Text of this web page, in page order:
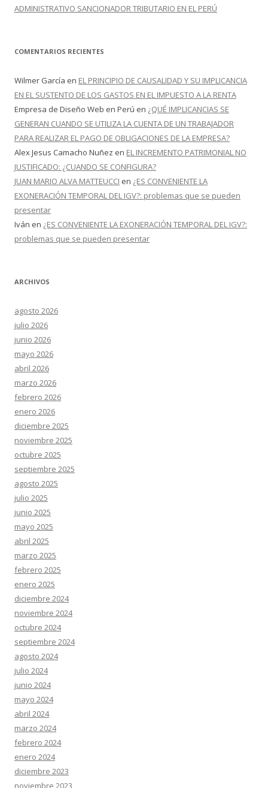
ADMINISTRATIVO SANCIONADOR TRIBUTARIO EN EL PERÚ
COMENTARIOS RECIENTES
Wilmer García en EL PRINCIPIO DE CAUSALIDAD Y SU IMPLICANCIA
EN EL SUSTENTO DE LOS GASTOS EN EL IMPUESTO A LA RENTA
Empresa de Diseño Web en Perú en ¿QUÉ IMPLICANCIAS SE
GENERAN CUANDO SE UTILIZA LA CUENTA DE UN TRABAJADOR
PARA REALIZAR EL PAGO DE OBLIGACIONES DE LA EMPRESA?
Alex Jesus Camacho Nuñez en EL INCREMENTO PATRIMONIAL NO
JUSTIFICADO: ¿CUANDO SE CONFIGURA?
JUAN MARIO ALVA MATTEUCCI en ¿ES CONVENIENTE LA
EXONERACIÓN TEMPORAL DEL IGV?: problemas que se pueden
presentar
Iván en ¿ES CONVENIENTE LA EXONERACIÓN TEMPORAL DEL IGV?:
problemas que se pueden presentar
ARCHIVOS
agosto 2026
julio 2026
junio 2026
mayo 2026
abril 2026
marzo 2026
febrero 2026
enero 2026
diciembre 2025
noviembre 2025
octubre 2025
septiembre 2025
agosto 2025
julio 2025
junio 2025
mayo 2025
abril 2025
marzo 2025
febrero 2025
enero 2025
diciembre 2024
noviembre 2024
octubre 2024
septiembre 2024
agosto 2024
julio 2024
junio 2024
mayo 2024
abril 2024
marzo 2024
febrero 2024
enero 2024
diciembre 2023
noviembre 2023